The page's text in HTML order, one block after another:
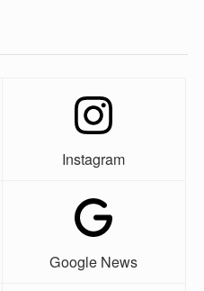
Instagram
Google News